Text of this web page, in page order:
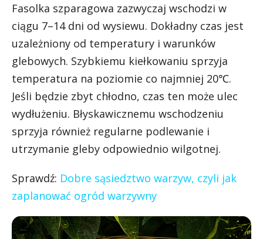
Fasolka szparagowa zazwyczaj wschodzi w
ciągu 7–14 dni od wysiewu. Dokładny czas jest
uzależniony od temperatury i warunków
glebowych. Szybkiemu kiełkowaniu sprzyja
temperatura na poziomie co najmniej 20℃.
Jeśli będzie zbyt chłodno, czas ten może ulec
wydłużeniu. Błyskawicznemu wschodzeniu
sprzyja również regularne podlewanie i
utrzymanie gleby odpowiednio wilgotnej.
Sprawdź: Dobre sąsiedztwo warzyw, czyli jak
zaplanować ogród warzywny